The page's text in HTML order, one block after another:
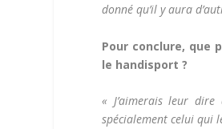
donné qu’il y aura
Pour conclure, que
le handisport ?
« J’aimerais leur
spécialement celui qui